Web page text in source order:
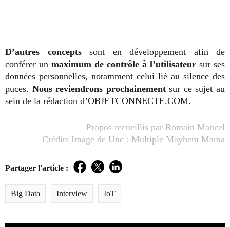
D’autres conceptssont en développement afin de
conférer un maximum de contrôle à l’utilisateur sur ses
données personnelles, notamment celui lié au silence des
puces. Nous reviendrons prochainementsur ce sujet au
sein de la rédaction d’OBJETCONNECTE.COM.
Propos recueillis par Romain Mancel
Crédits Image de Une : Multiple Mayhem Mama
Partager l'article : Facebook
TwitterLinkedIn
Big Data Interview IoT